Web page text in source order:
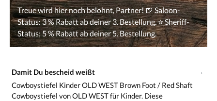
Damit Du bescheid weißt
Cowboystiefel Kinder OLD WEST Brown Foot / Red Shaft
Cowboystiefel von OLD WEST für Kinder. Diese